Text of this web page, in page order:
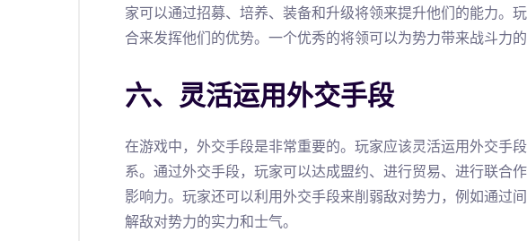
家可以通过招募、培养、装备和升级将领来提升他们的能力。
合来发挥他们的优势。一个优秀的将领可以为势力带来战斗力
六、灵活运用外交手段
在游戏中，外交手段是非常重要的。玩家应该灵活运用外交手
系。通过外交手段，玩家可以达成盟约、进行贸易、进行联合
影响力。玩家还可以利用外交手段来削弱敌对势力，例如通过
解敌对势力的实力和士气。